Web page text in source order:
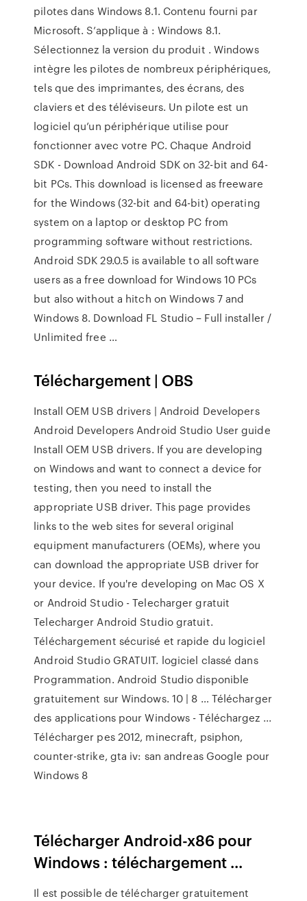
pilotes dans Windows 8.1. Contenu fourni par
Microsoft. S’applique à : Windows 8.1.
Sélectionnez la version du produit . Windows
intègre les pilotes de nombreux périphériques,
tels que des imprimantes, des écrans, des
claviers et des téléviseurs. Un pilote est un
logiciel qu’un périphérique utilise pour
fonctionner avec votre PC. Chaque Android
SDK - Download Android SDK on 32-bit and 64-
bit PCs. This download is licensed as freeware
for the Windows (32-bit and 64-bit) operating
system on a laptop or desktop PC from
programming software without restrictions.
Android SDK 29.0.5 is available to all software
users as a free download for Windows 10 PCs
but also without a hitch on Windows 7 and
Windows 8. Download FL Studio – Full installer /
Unlimited free …
Téléchargement | OBS
Install OEM USB drivers | Android Developers
Android Developers Android Studio User guide
Install OEM USB drivers. If you are developing
on Windows and want to connect a device for
testing, then you need to install the
appropriate USB driver. This page provides
links to the web sites for several original
equipment manufacturers (OEMs), where you
can download the appropriate USB driver for
your device. If you're developing on Mac OS X
or Android Studio - Telecharger gratuit
Telecharger Android Studio gratuit.
Téléchargement sécurisé et rapide du logiciel
Android Studio GRATUIT. logiciel classé dans
Programmation. Android Studio disponible
gratuitement sur Windows. 10 | 8 … Télécharger
des applications pour Windows - Téléchargez ...
Télécharger pes 2012, minecraft, psiphon,
counter-strike, gta iv: san andreas Google pour
Windows 8
Télécharger Android-x86 pour
Windows : téléchargement ...
Il est possible de télécharger gratuitement